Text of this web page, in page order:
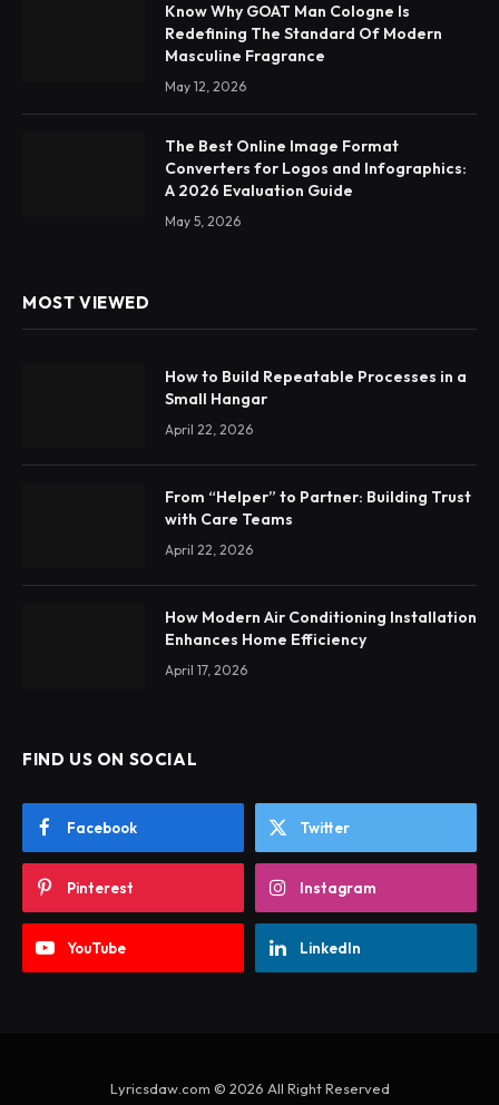
Know Why GOAT Man Cologne Is
Redefining The Standard Of Modern
Masculine Fragrance
May 12, 2026
The Best Online Image Format
Converters for Logos and Infographics:
A 2026 Evaluation Guide
May 5, 2026
MOST VIEWED
How to Build Repeatable Processes in a
Small Hangar
April 22, 2026
From “Helper” to Partner: Building Trust
with Care Teams
April 22, 2026
How Modern Air Conditioning Installation
Enhances Home Efficiency
April 17, 2026
FIND US ON SOCIAL
Facebook Twitter
Pinterest Instagram
YouTube LinkedIn
Lyricsdaw.com © 2026 All Right Reserved